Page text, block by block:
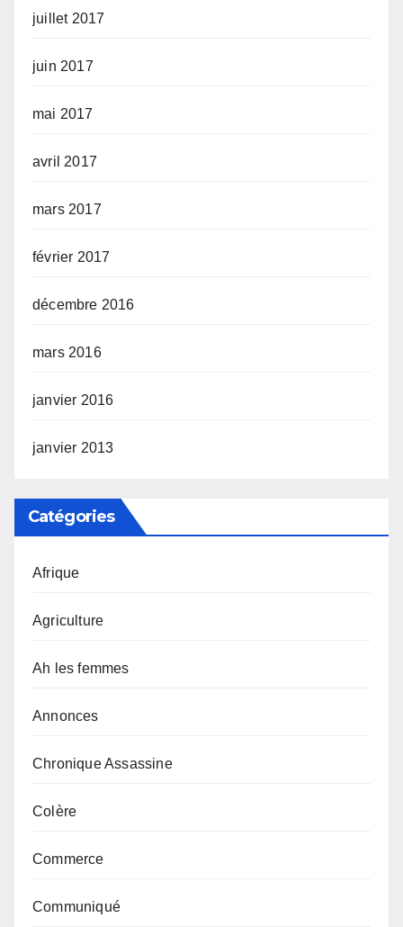
juillet 2017
juin 2017
mai 2017
avril 2017
mars 2017
février 2017
décembre 2016
mars 2016
janvier 2016
janvier 2013
Catégories
Afrique
Agriculture
Ah les femmes
Annonces
Chronique Assassine
Colère
Commerce
Communiqué